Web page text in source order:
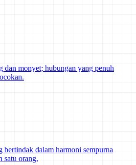
dan monyet; hubungan yang penuh
bertindak dalam harmoni sempurna
satu orang.